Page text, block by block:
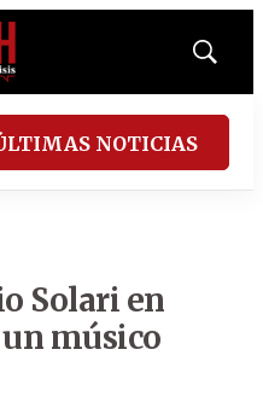
Mostrar
NOTICIAS
Solari en
músico